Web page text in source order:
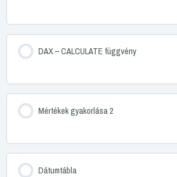
DAX – CALCULATE függvény
Mértékek gyakorlása 2
Dátumtábla